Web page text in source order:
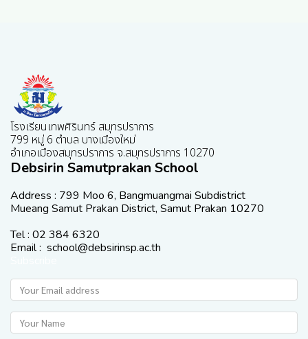
โรงเรียนเทพศิรินทร์ สมุทรปราการ
799 หมู่ 6 ตำบล บางเมืองใหม่
อำเภอเมืองสมุทรปราการ จ.สมุทรปราการ 10270
Debsirin Samutprakan School
Address : 799 Moo 6, Bangmuangmai Subdistrict
Mueang Samut Prakan District, Samut Prakan 10270
Tel : 02 384 6320
Email : school@debsirinsp.ac.th